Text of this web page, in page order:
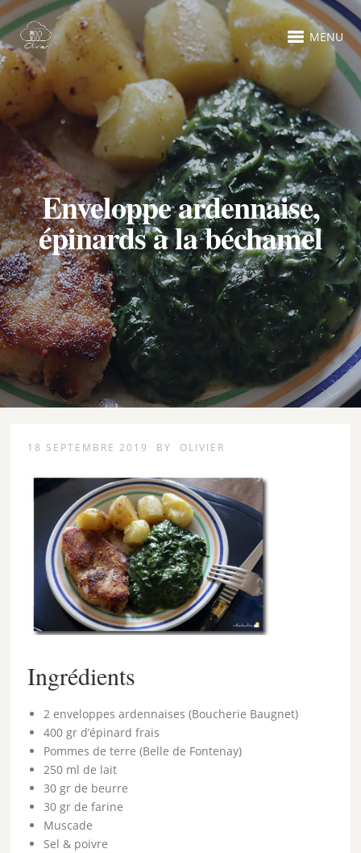
MENU
Enveloppe ardennaise,
épinards à la béchamel
18 SEPTEMBRE 2019 BY OLIVIER
Ingrédients
2 enveloppes ardennaises (Boucherie Baugnet)
400 gr d’épinard frais
Pommes de terre (Belle de Fontenay)
250 ml de lait
30 gr de beurre
30 gr de farine
Muscade
Sel & poivre